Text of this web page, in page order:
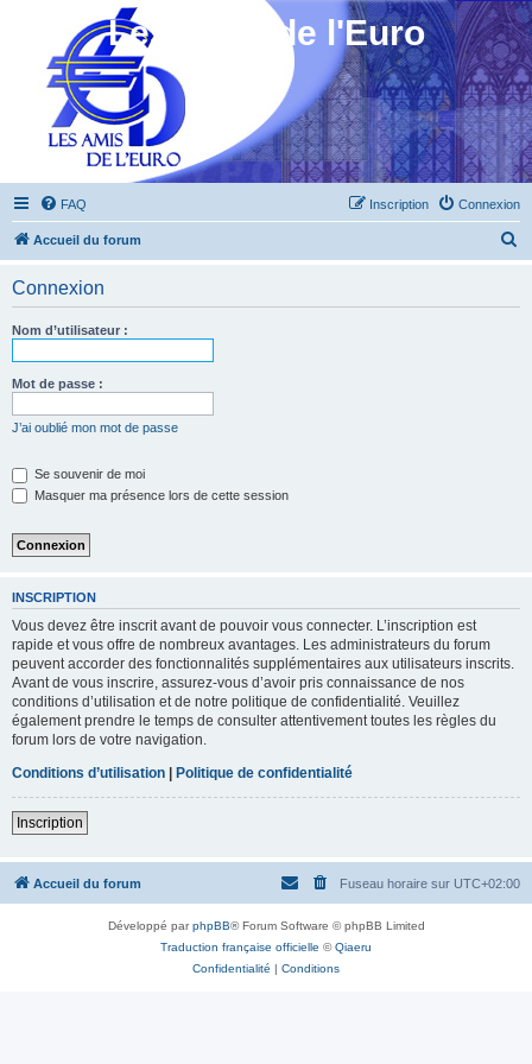
Les Amis de l'Euro
FAQ Connexion
Inscription
Accueil du forum
Connexion
Nom d’utilisateur :
Mot de passe :
J’ai oublié mon mot de passe
Se souvenir de moi
Masquer ma présence lors de cette session
INSCRIPTION
Vous devez être inscrit avant de pouvoir vous connecter. L’inscription est
rapide et vous offre de nombreux avantages. Les administrateurs du forum
peuvent accorder des fonctionnalités supplémentaires aux utilisateurs inscrits.
Avant de vous inscrire, assurez-vous d’avoir pris connaissance de nos
conditions d’utilisation et de notre politique de confidentialité. Veuillez
également prendre le temps de consulter attentivement toutes les règles du
forum lors de votre navigation.
Conditions d’utilisation | Politique de confidentialité
Inscription
Accueil du forum Fuseau horaire sur UTC+02:00
Développé parphpBB® Forum Software © phpBB Limited
Traduction française officielle ©Qiaeru
Confidentialité | Conditions